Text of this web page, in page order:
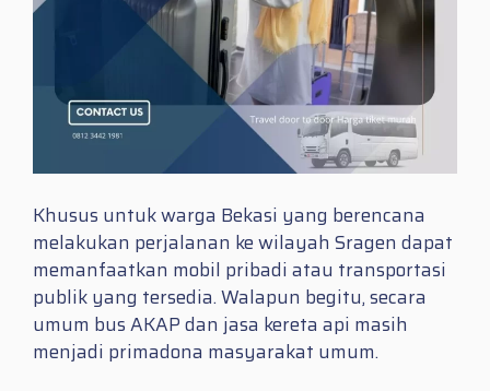
Khusus untuk warga Bekasi yang berencana
melakukan perjalanan ke wilayah Sragen dapat
memanfaatkan mobil pribadi atau transportasi
publik yang tersedia. Walapun begitu, secara
umum bus AKAP dan jasa kereta api masih
menjadi primadona masyarakat umum.